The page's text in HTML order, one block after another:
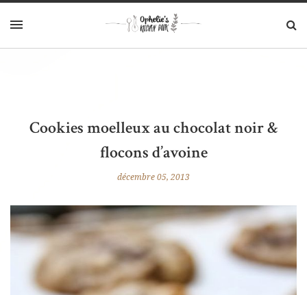
Cookies moelleux au chocolat noir &
flocons d’avoine
décembre 05, 2013